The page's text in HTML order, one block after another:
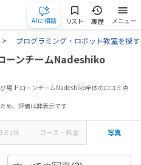
AIに相談 リスト 履歴 メニュー
プログラミング・ロボット教室を探す
ーンチームNadeshiko
場 ドローンチームNadeshiko全体の口コミ点
め、評価は非表示です
ミ(0) コース・料金 写真